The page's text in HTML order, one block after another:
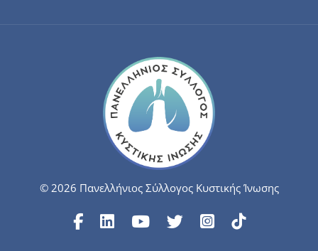
© 2026 Πανελλήνιος Σύλλογος Κυστικής Ίνωσης